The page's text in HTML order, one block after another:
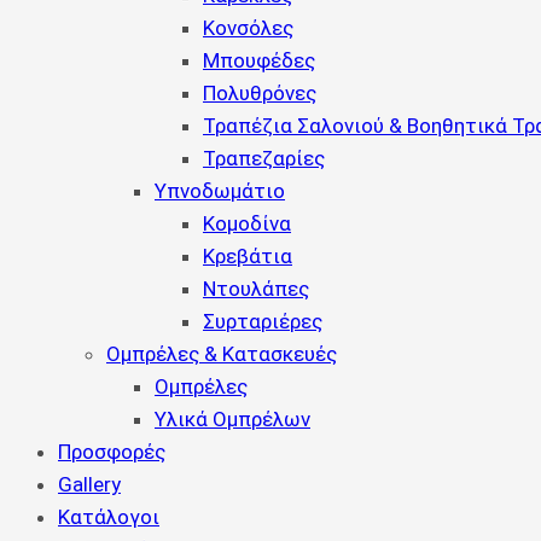
Κονσόλες
Μπουφέδες
Πολυθρόνες
Τραπέζια Σαλονιού & Βοηθητικά
Τραπεζαρίες
Υπνοδωμάτιο
Κομοδίνα
Κρεβάτια
Ντουλάπες
Συρταριέρες
Ομπρέλες & Κατασκευές
Ομπρέλες
Υλικά Ομπρέλων
Προσφορές
Gallery
Κατάλογοι